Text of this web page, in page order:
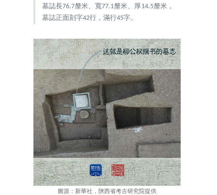
墓誌長76.7釐米、寬77.1釐米、厚14.5釐米，
墓誌正面刻字42行，滿行45字。
圖源：新華社，陝西省考古研究院提供